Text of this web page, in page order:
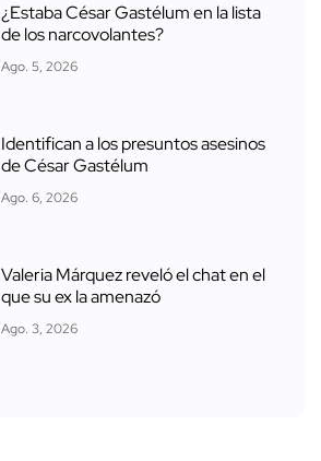
¿Estaba César Gastélum en la lista
de los narcovolantes?
Ago. 5, 2026
Identifican a los presuntos asesinos
de César Gastélum
Ago. 6, 2026
Valeria Márquez reveló el chat en el
que su ex la amenazó
Ago. 3, 2026